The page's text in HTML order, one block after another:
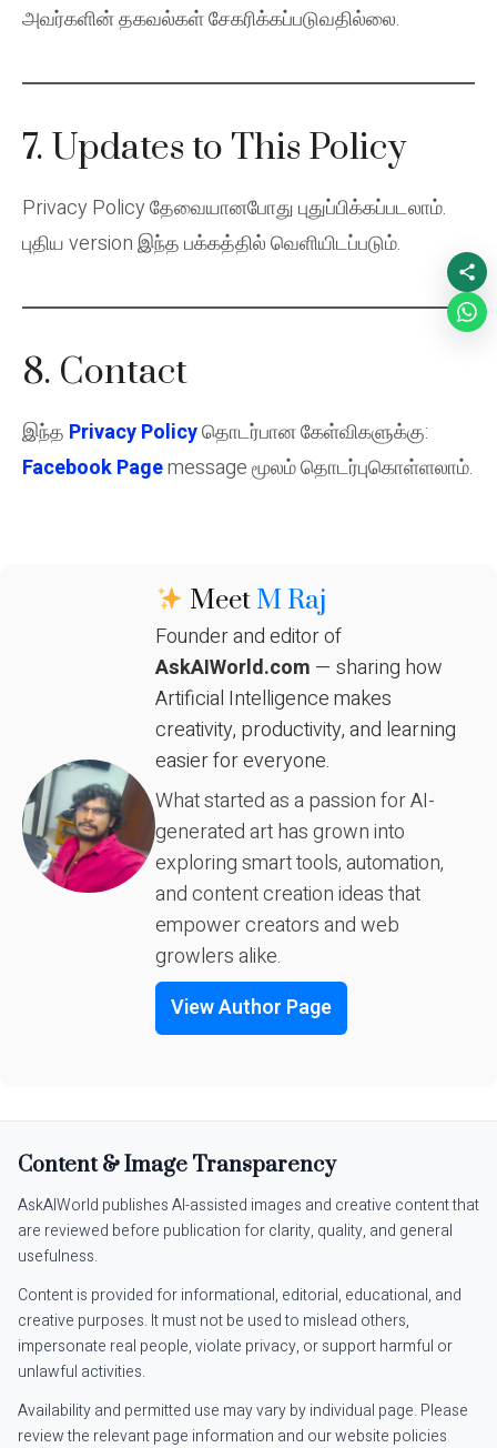
அவர்களின் தகவல்கள் சேகரிக்கப்படுவதில்லை.
7. Updates to This Policy
Privacy Policy தேவையானபோது புதுப்பிக்கப்படலாம்.
புதிய version இந்த பக்கத்தில் வெளியிடப்படும்.
8. Contact
இந்த Privacy Policyதொடர்பான கேள்விகளுக்கு:
Facebook Pagemessage மூலம் தொடர்புகொள்ளலாம்.
Meet M Raj
Founder and editor of
AskAIWorld.com — sharing how
Artificial Intelligence makes
creativity, productivity, and learning
easier for everyone.
What started as a passion for AI-
generated art has grown into
exploring smart tools, automation,
and content creation ideas that
empower creators and web
growlers alike.
View Author Page
Content & Image Transparency
AskAIWorld publishes AI-assisted images and creative content that
are reviewed before publication for clarity, quality, and general
usefulness.
Content is provided for informational, editorial, educational, and
creative purposes. It must not be used to mislead others,
impersonate real people, violate privacy, or support harmful or
unlawful activities.
Availability and permitted use may vary by individual page. Please
review the relevant page information and our website policies